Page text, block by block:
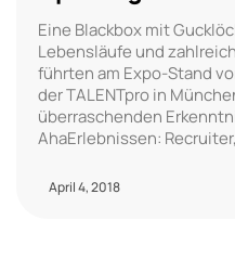
Eine Blackbox mit
Lebensläufe und
führten am Expo-Stand
der TALENTpro in
überraschenden
AhaErlebnissen:
April 4, 2018